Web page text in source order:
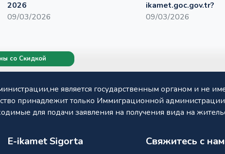
2026
09/03/2026
ikamet.goc.gov.tr?
09/03/2026
со Скидкой
является государственным органом и не
принадлежит только Иммиграционной
для подачи заявления на получения вида на
E-ikamet Sigorta Свяжитесь с